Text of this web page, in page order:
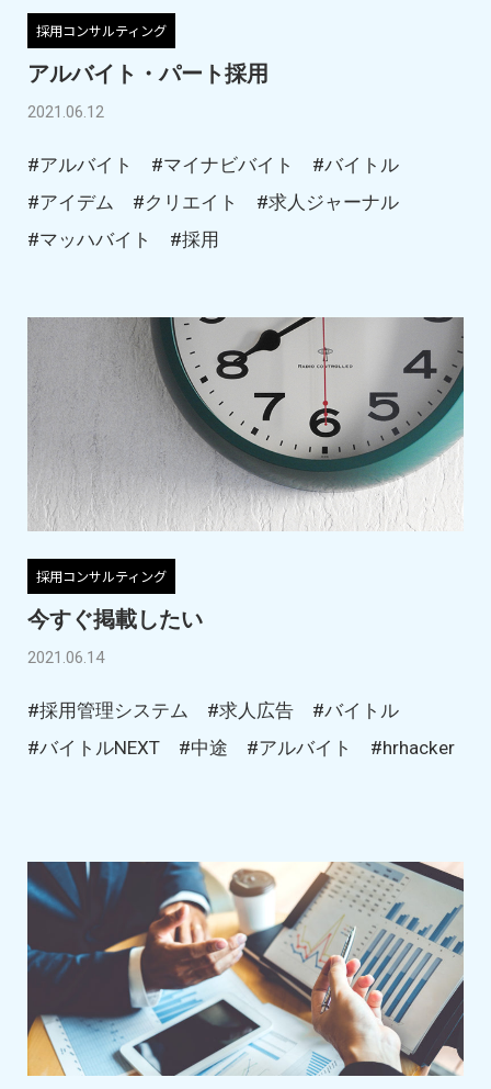
採用コンサルティング
アルバイト・パート採用
2021.06.12
#アルバイト #マイナビバイト
#バイトル
#アイデム
#クリエイト
#求人ジャーナル
#マッハバイト
#採用
採用コンサルティング
今すぐ掲載したい
2021.06.14
#採用管理システム #求人広告
#バイトル
#バイトルNEXT
#中途 #アルバイト #hrhacker